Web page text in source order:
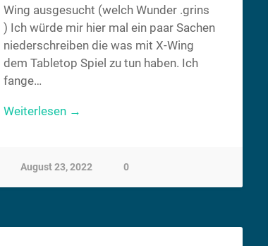
Wing ausgesucht (welch Wunder .grins
) Ich würde mir hier mal ein paar Sachen
niederschreiben die was mit X-Wing
dem Tabletop Spiel zu tun haben. Ich
fange…
Weiterlesen →
August 23, 2022 0